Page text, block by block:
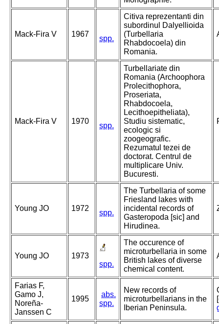
Mack-Fira V 1967
spp.
Citiva reprezentanti din
subordinul Dalyellioida
(Turbellaria
Rhabdocoela) din
Romania.
Mack-Fira V 1970
spp.
Turbellariate din
Romania (Archoophora
Prolecithophora,
Proseriata,
Rhabdocoela,
Lecithoepitheliata),
Studiu sistematic,
ecologic si
zoogeografic.
Rezumatul tezei de
doctorat. Centrul de
multiplicare Univ.
Bucuresti.
Young JO 1972
spp.
The Turbellaria of some
Friesland lakes with
incidental records of
Gasteropoda [sic] and
Hirudinea.
Young JO
1973
spp.
The occurence of
microturbellaria in some
British lakes of diverse
chemical content.
Farias F,
Gamo J,
Noreña-
Janssen C
1995
abs.
spp.
New records of
microturbellarians in the
Iberian Peninsula.